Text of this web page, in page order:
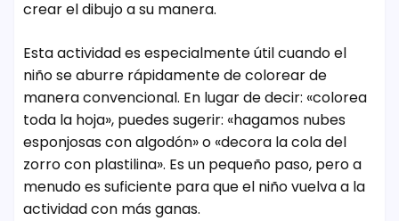
crear el dibujo a su manera.
Esta actividad es especialmente útil cuando el
niño se aburre rápidamente de colorear de
manera convencional. En lugar de decir: «colorea
toda la hoja», puedes sugerir: «hagamos nubes
esponjosas con algodón» o «decora la cola del
zorro con plastilina». Es un pequeño paso, pero a
menudo es suficiente para que el niño vuelva a la
actividad con más ganas.